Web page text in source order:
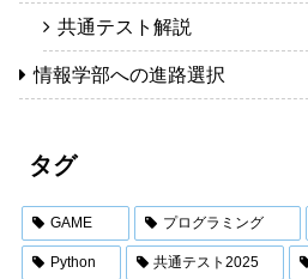
共通テスト解説
情報学部への進路選択
タグ
GAME プログラミング
Python 共通テスト2025